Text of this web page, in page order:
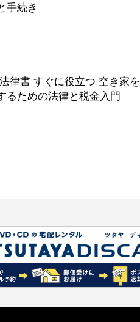
手続き
律書 すぐに役立つ 空き家を
るための法律と税金入門